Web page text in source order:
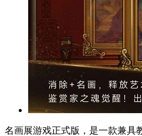
名画展游戏正式版，是一款兼具